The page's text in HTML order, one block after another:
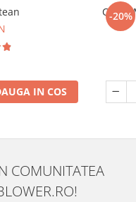
IN COS
-20%
Cubul
COMUNITATEA